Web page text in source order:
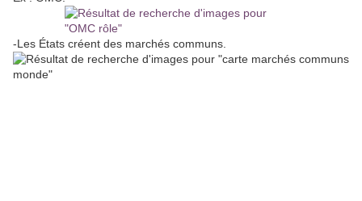
-Les États créent des marchés communs.